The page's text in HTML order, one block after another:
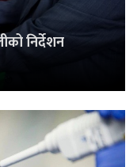
निर्देशन